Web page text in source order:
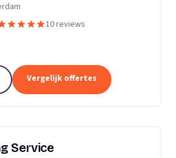
10 reviews
Vergelijk offertes
Service